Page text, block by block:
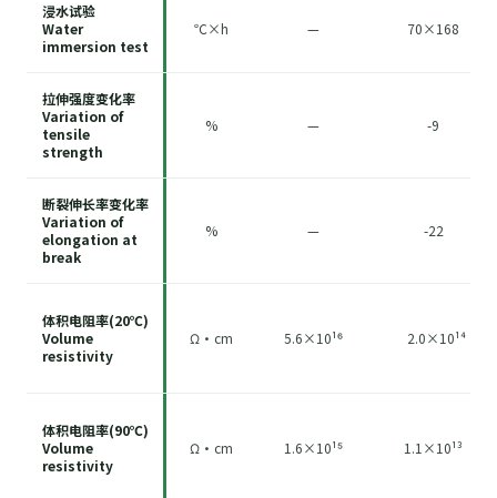
浸水试验
Water
immersion test
℃×h — 70×168
拉伸强度变化率
Variation of
tensile
strength
% — -9
断裂伸长率变化率
Variation of
elongation at
break
% — -22
体积电阻率(20℃)
Volume
resistivity
Ω·cm 5.6×10¹⁶ 2.0×10¹⁴
体积电阻率(90℃)
Volume
resistivity
Ω·cm 1.6×10¹⁵ 1.1×10¹³